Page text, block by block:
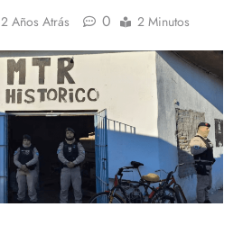
2 Años Atrás 0 2 Minutos